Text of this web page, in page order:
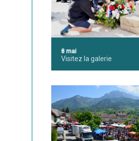
8 mai
Visitez la galerie